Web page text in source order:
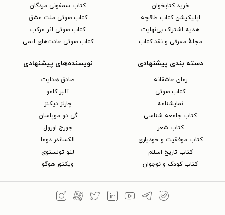
خرید کتابخوان
اپلیکیشن کتاب طاقچه
هدیه اشتراک بی‌نهایت
مجلهٔ معرفی و نقد کتاب
کتاب سمفونی مردگان
کتاب صوتی ملت عشق
کتاب صوتی اثر مرکب
کتاب صوتی عادت‌های اتمی
دسته بندی پیشنهادی
رمان عاشقانه
کتاب‌ صوتی
نمایشنامه
کتاب جامعه شناسی
کتاب شعر
کتاب موفقیت و خودیاری
کتاب تاریخ اسلام
کتاب کودک و نوجوان
نویسنده‌های پیشنهادی
صادق هدایت
آلبر کامو
چارلز دیکنز
گی دو موپاسان
جورج اورول
الکساندر دوما
لئو تولستوی
ویکتور هوگو